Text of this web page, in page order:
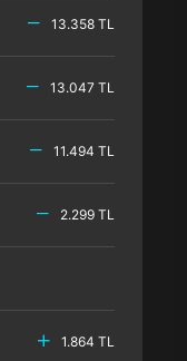
13.358 TL
13.047 TL
11.494 TL
2.299 TL
1.864 TL